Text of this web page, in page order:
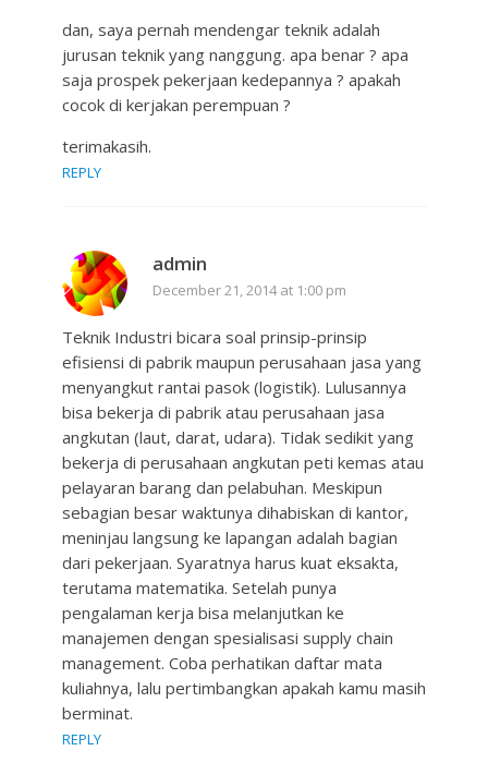
dan, saya pernah mendengar teknik adalah
jurusan teknik yang nanggung. apa benar ? apa
saja prospek pekerjaan kedepannya ? apakah
cocok di kerjakan perempuan ?
terimakasih.
REPLY
admin
December 21, 2014 at 1:00 pm
Teknik Industri bicara soal prinsip-prinsip
efisiensi di pabrik maupun perusahaan jasa yang
menyangkut rantai pasok (logistik). Lulusannya
bisa bekerja di pabrik atau perusahaan jasa
angkutan (laut, darat, udara). Tidak sedikit yang
bekerja di perusahaan angkutan peti kemas atau
pelayaran barang dan pelabuhan. Meskipun
sebagian besar waktunya dihabiskan di kantor,
meninjau langsung ke lapangan adalah bagian
dari pekerjaan. Syaratnya harus kuat eksakta,
terutama matematika. Setelah punya
pengalaman kerja bisa melanjutkan ke
manajemen dengan spesialisasi supply chain
management. Coba perhatikan daftar mata
kuliahnya, lalu pertimbangkan apakah kamu masih
berminat.
REPLY